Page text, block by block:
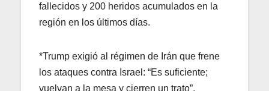
fallecidos y 200 heridos acumulados en la
región en los últimos días.
*Trump exigió al régimen de Irán que frene
los ataques contra Israel: “Es suficiente;
vuelvan a la mesa y cierren un trato”.